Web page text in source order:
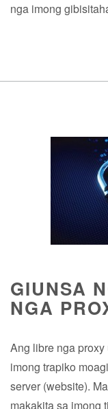
nga imong
GIUNSA
NGA
Ang libre nga
imong trapiko
server (website).
makakita sa imong